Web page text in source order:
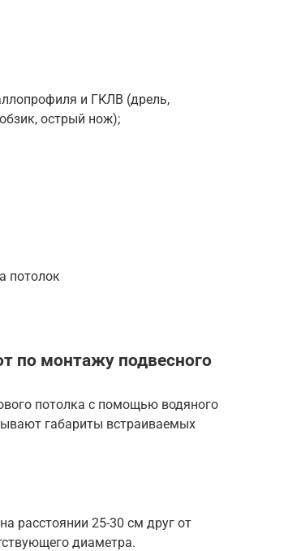
и ГКЛВ (дрель,
острый нож);
потолок
по монтажу подвесного
потолка с помощью водяного
габариты встраиваемых
расстоянии 25-30 см друг от
диаметра.